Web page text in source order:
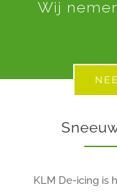
Wij
KLM De-icing is